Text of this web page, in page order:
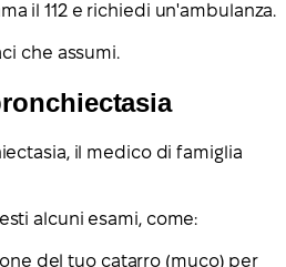
il 112 e richiedi un'ambulanza.
che assumi.
il medico di famiglia
alcuni esami, come:
del tuo catarro (muco) per